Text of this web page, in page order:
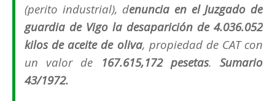
(perito industrial), denuncia en el Juzgado de
guardia de Vigo la desaparición de 4.036.052
kilos de aceite de oliva, propiedad de CAT con
un valor de 167.615,172 pesetas.Sumario
43/1972.